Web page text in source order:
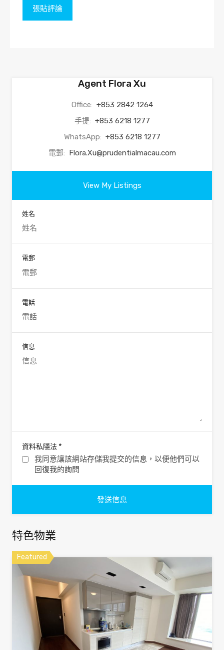
Agent Flora Xu
Office: +853 2842 1264
手提: +853 6218 1277
WhatsApp: +853 6218 1277
電郵: Flora.Xu@prudentialmacau.com
View My Listings
姓名
電郵
電話
信息
資料私隱法 *
我同意讓該網站存儲我提交的信息，以便他們可以
回復我的詢問
特色物業
Featured